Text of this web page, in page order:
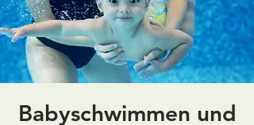
Babyschwimmen und